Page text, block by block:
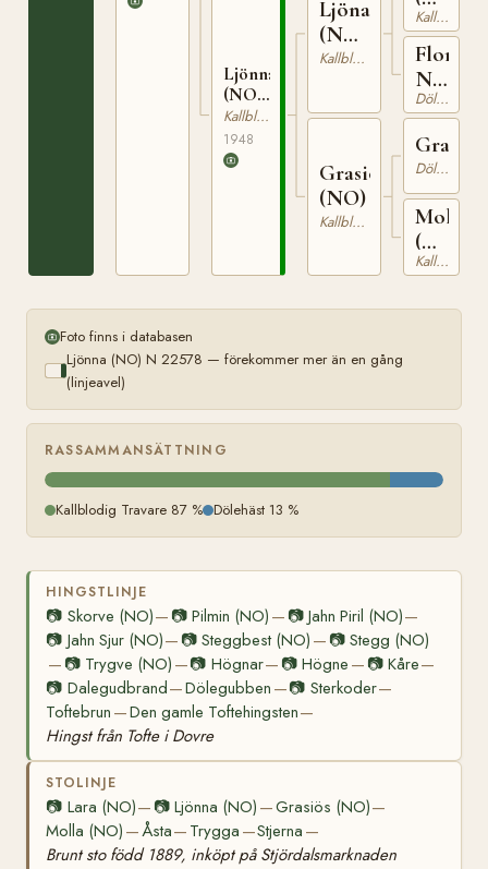
Ljönna
(NO)
N
22578
Kallblodig Travare
1948
Ljönar
(NO)
T-165
Kallblodig Travare
Grasiös
(NO)
Kallblodig Travare
T-
66
Kallblodig Travare
Flora
N
10976
Dölehäst
Granit
Dölehäst
Molla
(NO)
T-Kallblodig Travare
Foto finns i databasen
Ljönna (NO) N 22578 — förekommer mer än en gång
(linjeavel)
RASSAMMANSÄTTNING
Kallblodig Travare 87 % Dölehäst 13 %
HINGSTLINJE
📷 Skorve (NO)— 📷Pilmin (NO) — 📷Jahn Piril (NO)—
📷 Jahn Sjur (NO)— 📷Steggbest (NO) — 📷 Stegg (NO)
— 📷 Trygve (NO) —📷 Högnar— 📷Högne — 📷 Kåre—
📷 Dalegudbrand—Dölegubben —📷 Sterkoder—
Toftebrun —Den gamle Toftehingsten—
Hingst från Tofte i Dovre
STOLINJE
📷 Lara (NO)— 📷Ljönna (NO) —Grasiös (NO)—
Molla (NO) —Åsta— Trygga —Stjerna —
Brunt sto född 1889, inköpt på Stjördalsmarknaden